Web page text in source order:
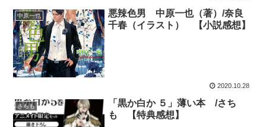
中原一也
悪辣色男 中原一也（著）/奈良
千春（イラスト） 【小説感想】
2020.10.28
さちも
「黒か白か ５」薄い本 /さち
も 【特典感想】